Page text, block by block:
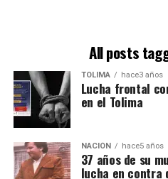
All posts
TOLIMA hace3 años
Lucha frontal
en el Tolima
NACIÓN hace5 años
37 años de su
lucha en